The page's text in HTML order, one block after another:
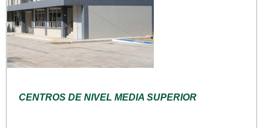
CENTROS DE NIVEL MEDIA SUPERIOR